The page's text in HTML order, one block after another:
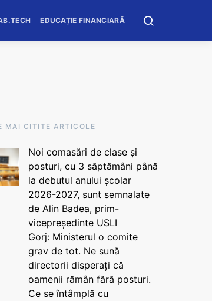
EDUCAȚIE FINANCIARĂ
MAI CITITE ARTICOLE
Noi comasări de clase și
posturi, cu 3 săptămâni până
la debutul anului școlar
2026-2027, sunt semnalate
de Alin Badea, prim-
vicepreședinte USLI
Gorj: Ministerul o comite
grav de tot. Ne sună
directorii disperați că
oamenii rămân fără posturi.
Ce se întâmplă cu